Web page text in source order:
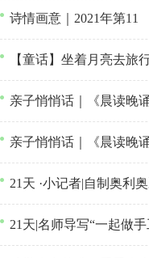
诗情画意｜2021年第11
【童话】坐着月亮去旅
亲子悄悄话｜《晨读晚
亲子悄悄话｜《晨读晚
21天 ·小记者|自制奥利
21天|名师导写“一起做手